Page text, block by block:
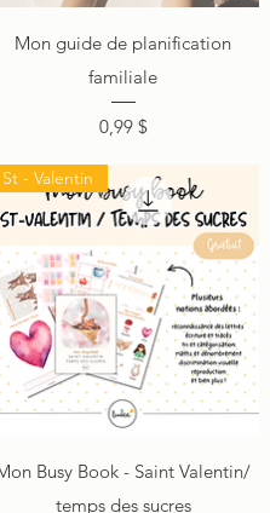
Aperçu rapide
Mon guide de planification
familiale
Prix
0,99 $
Aperçu rapide
St - Valentin
Busy Book - Saint Valentin/
temps des sucres